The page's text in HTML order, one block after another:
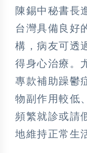
陳錫中秘書長
台灣具備良好
構，病友可透
得身心治療。
專款補助躁鬱
物副作用較低
頻繁就診或請
地維持正常生